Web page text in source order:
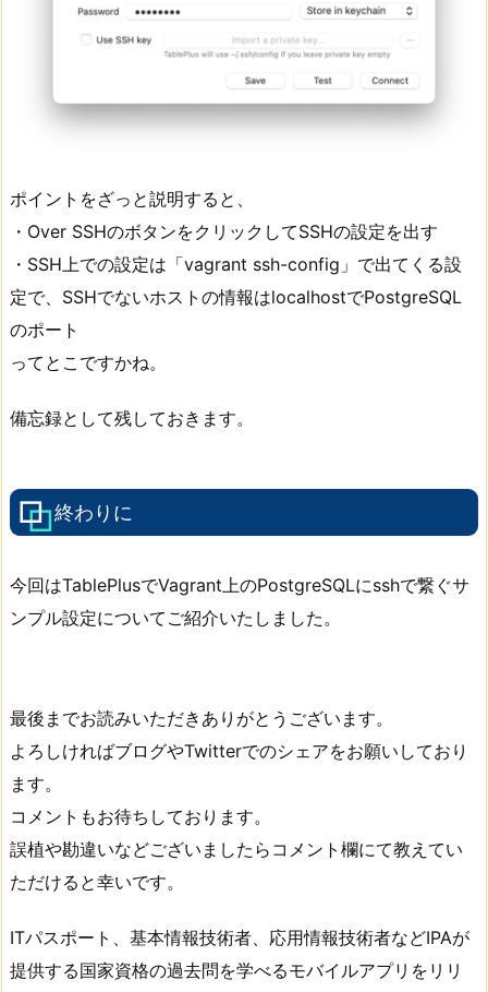
ポイントをざっと説明すると、
・Over SSHのボタンをクリックしてSSHの設定を出す
・SSH上での設定は「vagrant ssh-config」で出てくる設
定で、SSHでないホストの情報はlocalhostでPostgreSQL
のポート
ってとこですかね。
備忘録として残しておきます。
終わりに
今回はTablePlusでVagrant上のPostgreSQLにsshで繋ぐサ
ンプル設定についてご紹介いたしました。
最後までお読みいただきありがとうございます。
よろしければブログやTwitterでのシェアをお願いしており
ます。
コメントもお待ちしております。
誤植や勘違いなどございましたらコメント欄にて教えてい
ただけると幸いです。
ITパスポート、基本情報技術者、応用情報技術者などIPAが
提供する国家資格の過去問を学べるモバイルアプリをリリ